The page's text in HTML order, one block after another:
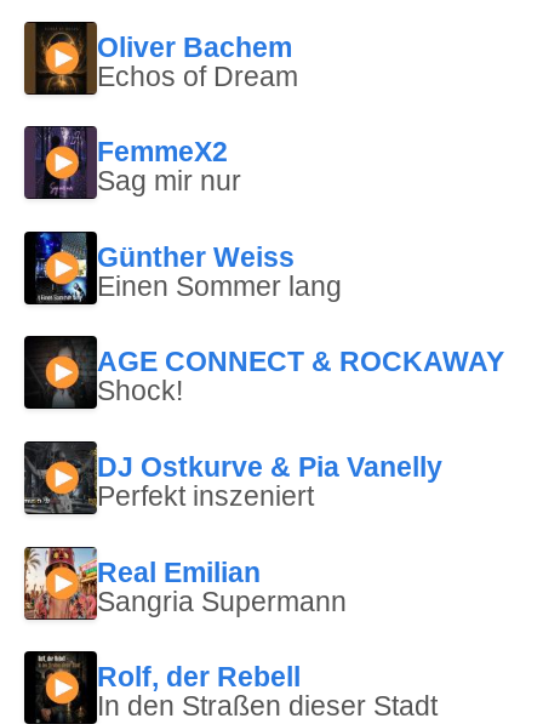
Oliver Bachem
Echos of Dream
FemmeX2
Sag mir nur
Günther Weiss
Einen Sommer lang
AGE CONNECT & ROCKAWAY
Shock!
DJ Ostkurve & Pia Vanelly
Perfekt inszeniert
Real Emilian
Sangria Supermann
Rolf, der Rebell
In den Straßen dieser Stadt